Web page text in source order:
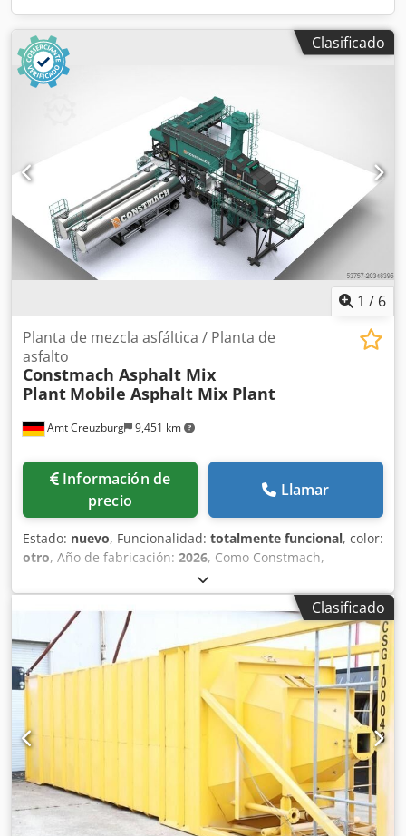
Clasificado
1 / 6
Amt Creuzburg 9,451 km
Planta de mezcla asfáltica / Planta de
asfalto
Constmach Asphalt Mix
Plant Mobile Asphalt Mix Plant
Información de
precio
Llamar
Estado: nuevo, Funcionalidad: totalmente funcional, color:
otro, Año de fabricación: 2026, Como Constmach,
desarrollamos plantas de asfalto móviles que ofrecen
flexibilidad, rapidez y eficiencia en proyectos de
infraestructuras y construcción de carreteras. Gracias a su
diseño portátil, nuestras plantas móviles pueden
trasladarse fácilmente de un proyecto a otro, minimizando
la pérdida de tiempo al permitir una instalación rápida.
Con una capacidad de producción media de 60 a 160
toneladas por hora, estas plantas tienen la capacidad de
producir asfalto de calidad equivalente a las plantas fijas.
Su diseño compacto, el sistema de chasis integrado y el
equipamiento de automatización avanzada simplifican los
procesos de producción y aumentan la eficiencia en
campo. Características principales: Alta capacidad:
capacidad de producción de 60 a 160 t/h para soluciones
Clasificado